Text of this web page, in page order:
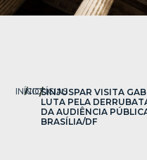
INÍCIO
/NOTÍCIAS
/SINJUSPAR VISITA
LUTA PELA DERRUBATA DOS VETOS 10 E 25 E PARTICIPA
DA AUDIÊNCIA PÚBLICA DA PEC 220/2016,
BRASÍLIA/DF